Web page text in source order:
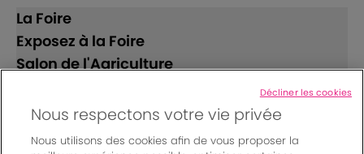
La Foire
Exposez à la Foire
Salon de l'Agriculture
Suivez-nous
Nous respectons votre vie privée
Nous utilisons des cookies afin de vous proposer la
Décliner les cookies